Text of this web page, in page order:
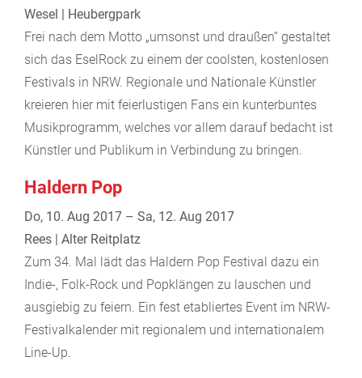
Wesel | Heubergpark
Frei nach dem Motto „umsonst und draußen“ gestaltet
sich das EselRock zu einem der coolsten, kostenlosen
Festivals in NRW. Regionale und Nationale Künstler
kreieren hier mit feierlustigen Fans ein kunterbuntes
Musikprogramm, welches vor allem darauf bedacht ist
Künstler und Publikum in Verbindung zu bringen.
Haldern Pop
Do, 10. Aug 2017 – Sa, 12. Aug 2017
Rees | Alter Reitplatz
Zum 34. Mal lädt das Haldern Pop Festival dazu ein
Indie-, Folk-Rock und Popklängen zu lauschen und
ausgiebig zu feiern. Ein fest etabliertes Event im NRW-
Festivalkalender mit regionalem und internationalem
Line-Up.